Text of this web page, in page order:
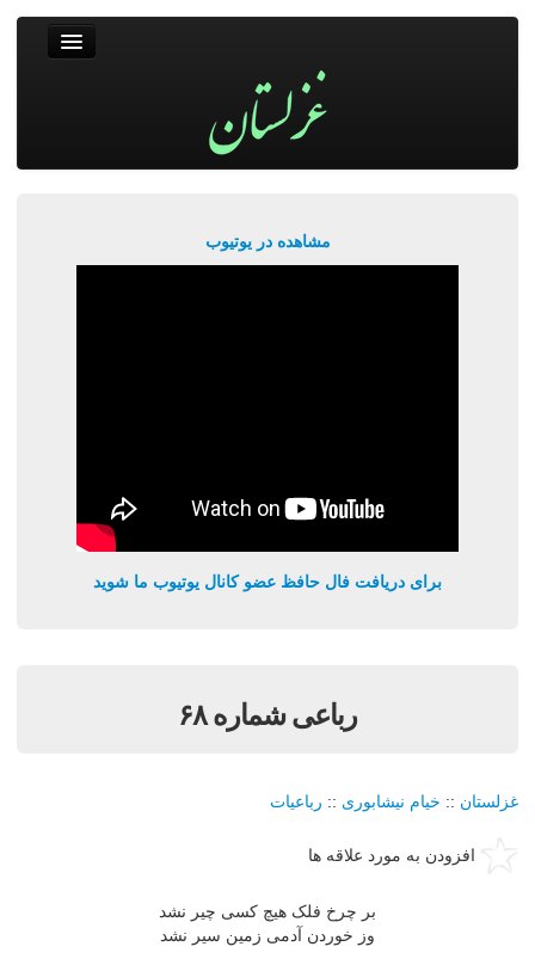
مشاهده در یوتیوب
برای دریافت فال حافظ عضو کانال یوتیوب ما شوید
رباعی شماره ۶۸
غزلستان :: خیام نیشابوری :: رباعیات
افزودن به مورد علاقه ها
بر چرخ فلک هیچ کسی چیر نشد
وز خوردن آدمی زمین سیر نشد